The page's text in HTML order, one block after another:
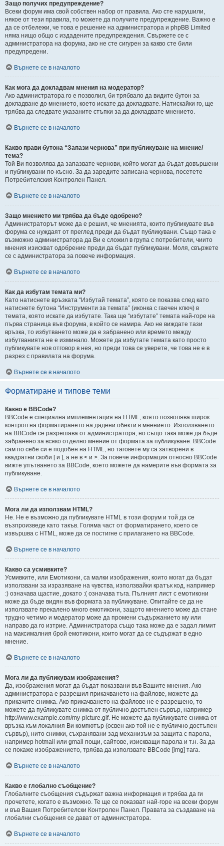
Защо получих предупреждение?
Всеки форум има свой собствен набор от правила. Ако сте нарушили,
някое от тези правила, то можете да получите предупреждение. Важно е
да се отбележи, че това е решение на администратора и phpBB Limited
няма нищо общо с издадените предупреждения. Свържете се с
администратора на форума, ако не сте сигурен за какво сте били
предупредени.
Върнете се в началото
Как мога да докладвам мнения на модератор?
Ако администратора го е позволил, би трябвало да видите бутон за
докладване до мнението, което искате да докладвате. Натискайки го, ще
трябва да следвате указаните стъпки за да докладвате мнението.
Върнете се в началото
Какво прави бутона “Запази чернова” при публикуване на мнение/
тема?
Той Ви позволява да запазвате чернови, който могат да бъдат довършени
и публикувани по-късно. За да заредите записана чернова, посетете
Потребителския Контролен Панел.
Върнете се в началото
Защо мнението ми трябва да бъде одобрено?
Администраторът може да е решил, че мненията, които публикувате във
форума се нуждаят от преглед преди да бъдат публикувани. Също така е
възможно администратора да Ви е сложил в група с потребители, чиито
мнения изискват одобрение преди да бъдат публикувани. Моля, свържете
се с администратора за повече информация.
Върнете се в началото
Как да избутам темата ми?
Като натиснете връзката “Избутай темата”, която се показва след като
натиснете бутона “Инструменти за темата” (иконка с гаечен ключ) в
темата, която искате да избутате. Така ще “избутате” темата най-горе на
първа страница във форума, в който се намира. Ако не виждате тази
връзка, то избутването може да е забранено или времето между
избутванията не е изминало. Можете да избутате темата като просто
публикувате нов отговор в нея, но преди това се уверете, че това не е в
разрез с правилата на форума.
Върнете се в началото
Форматиране и типове теми
Какво е BBCode?
BBCode е специална имплементация на HTML, която позволява широк
контрол на форматирането на дадени обекти в мнението. Използването
на BBCode се разрешава от администратора, но също така може да бъде
забранено за всяко отделно мнение от формата за публикуване. BBCode
сам по себе си е подобен на HTML, но таговете му са затворени в
квадратни скоби [ и ], а не в < и >. За повече информация относно BBCode
вижте упътването за BBCode, което можете да намерите във формата за
публикуване.
Върнете се в началото
Мога ли да използвам HTML?
Не. Не е възможно да публикувате HTML в този форум и той да се
възпроизведе като такъв. Голяма част от форматирането, което се
извършва с HTML, може да се постигне с прилагането на BBCode.
Върнете се в началото
Какво са усмивките?
Усмивките, или Емотикони, са малки изображения, които могат да бъдат
използвани за изразяване на чувства, използвайки кратък код, например
:) означава щастие, докато :( означава тъга. Пълният лист с емотикони
може да бъде видян във формата за публикуване. Опитайте се да не
използвате прекалено много емотикони, защото мнението може да стане
трудно четимо и модератор може да промени съдържанието му или
направо да го изтрие. Администратора също така може да е задал лимит
на максималния брой емотикони, които могат да се съдържат в едно
мнение.
Върнете се в началото
Мога ли да публикувам изображения?
Да, изображения могат да бъдат показвани във Вашите мнения. Ако
администратора е разрешил прикачването на файлове, можете да
прикачите снимка. Ако прикачването на файлове не е разрешено, то
можете да публикувате снимка от публично достъпен сървър, например
http://www.example.com/my-picture.gif. Не можете да публикувате снимка от
връзка към локалния Ви компютър (освен ако той не е публично достъпен
сървър), нито снимки, съхранявани зад механизъм за защита с парола,
например hotmail или gmail пощи, сайтове, изискващи парола и т.н. За да
се покаже изображението, трябва да използвате BBCode [img] тага.
Върнете се в началото
Какво е глобално съобщение?
Глобалните съобщения съдържат важна информация и трябва да ги
прочетете, когато е възможно. Те ще се показват най-горе на всеки форум
и във Вашия Потребителски Контролен Панел. Правата за създаване на
глобални съобщения се дават от администратора.
Върнете се в началото